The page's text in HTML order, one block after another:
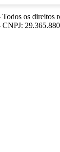
os direitos